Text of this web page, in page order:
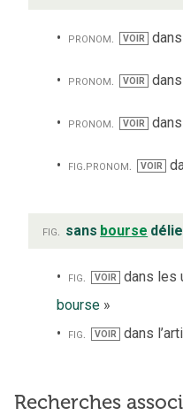
pronom. VOIR dans
pronom. VOIR dans
pronom. VOIR dans
fig.pronom. VOIR
fig. sans bourse
fig. VOIR dans les
bourse »
fig.
VOIR dans
Recherches